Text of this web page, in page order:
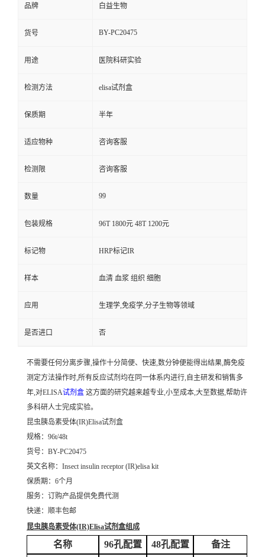
品牌 白益生物
货号 BY-PC20475
用途 医院科研实验
检测方法 elisa试剂盒
保质期 半年
适应物种 咨询客服
检测限 咨询客服
数量 99
包装规格 96T 1800元 48T 1200元
标记物 HRP标记IR
样本 血清 血浆 组织 细胞
应用 生理学,免疫学,分子生物等领域
是否进口 否
不需要任何分离步骤,操作十分简便、快速,数分钟便能得出结果,酶免疫
测定方法操作时,所有反应试剂均在同一体系内进行,自主研发和销售多
年,对ELISA试剂盒 这方面的研究越来越专业,小至成本,大至数据,帮助许
多科研人士完成实验。
昆虫胰岛素受体(IR)Elisa试剂盒
规格：96t/48t
货号：BY-PC20475
英文名称： Insect insulin receptor (IR)elisa kit
保质期：6个月
服务：订购产品提供免费代测
快递：顺丰包邮
昆虫胰岛素受体(IR)Elisa试剂盒组成
名称 96孔配置 48孔配置 备注